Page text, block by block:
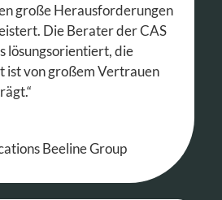
große Herausforderungen
Die Berater der CAS
lösungsorientiert, die
ist von großem Vertrauen
Beeline Group